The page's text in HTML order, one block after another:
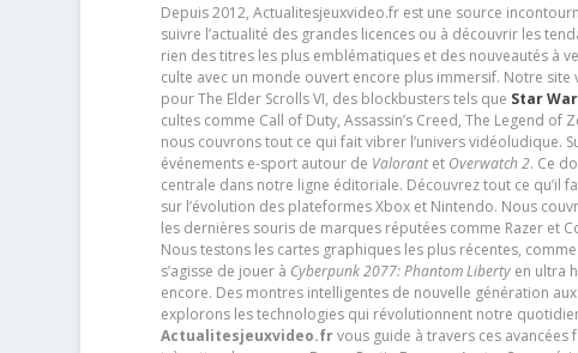
Depuis 2012, Actualitesjeuxvideo.fr est une source
suivre l’actualité des grandes licences ou à découvrir les
rien des titres les plus emblématiques et des nouveautés à
culte avec un monde ouvert encore plus immersif. Notre
pour The Elder Scrolls VI, des blockbusters tels que Star
cultes comme Call of Duty, Assassin’s Creed, The Legend
nous couvrons tout ce qui fait vibrer l’univers vidéoludique.
événements e-sport autour de Valorantet Overwatch 2. Ce
centrale dans notre ligne éditoriale. Découvrez tout ce qu’il
sur l’évolution des plateformes Xbox et Nintendo. Nous
les dernières souris de marques réputées comme Razer et
Nous testons les cartes graphiques les plus récentes,
s’agisse de jouer à Cyberpunk 2077: Phantom Libertyen ultra
encore. Des montres intelligentes de nouvelle génération
explorons les technologies qui révolutionnent notre
Actualitesjeuxvideo.frvous guide à travers ces avancées